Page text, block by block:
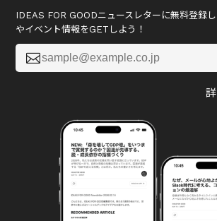
IDEAS FOR GOODニュースレターに無料登録
やイベント情報をGETしよう！
